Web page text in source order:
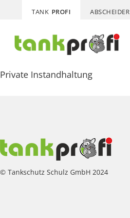
TANK PROFI ABSCHEIDER
Private Instandhaltung
© Tankschutz Schulz GmbH 2024